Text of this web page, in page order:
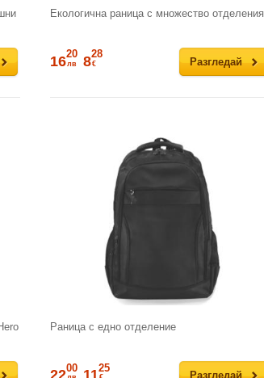
Екологична раница с множество отделения
Разгледай
1620
лв 828
€
Раница с едно отделение
Разгледай
00 25